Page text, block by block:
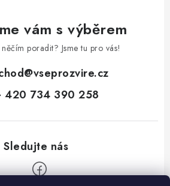
vám s výběrem
poradit? Jsme tu pro vás!
@vseprozvire.cz
420 734 390 258